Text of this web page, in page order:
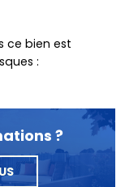
ce bien est
:
?